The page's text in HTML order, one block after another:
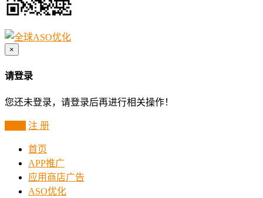
×
请登录
您还未登录，请登录后再进行相关操作！
注 册
首页
APP推广
应用商店广告
ASO优化